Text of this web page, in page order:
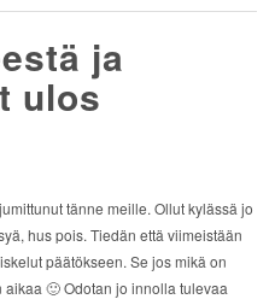
ja
ulos
tänne meille. Ollut kylässä jo
hus pois. Tiedän että viimeistään
päätökseen. Se jos mikä on
🙂 Odotan jo innolla tulevaa